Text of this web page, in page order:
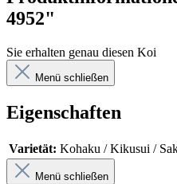
4952"
Sie erhalten genau diesen Koi
Menü schließen
Eigenschaften
Varietät: Kohaku / Kikusui /
Menü schließen